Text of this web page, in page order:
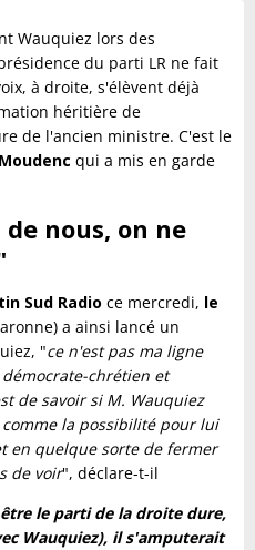
Wauquiez lors des
du parti LR ne fait
à droite, s'élèvent déjà
héritière de
de l'ancien ministre. C'est le
qui a mis en garde
nous, on ne
Sud Radio ce mercredi, le
a ainsi lancé un
"ce n'est pas ma ligne
chrétien et
de savoir si M. Wauquiez
la possibilité pour lui
en quelque sorte de fermer
de voir", déclare-t-il
le parti de la droite dure,
Wauquiez), il s'amputerait